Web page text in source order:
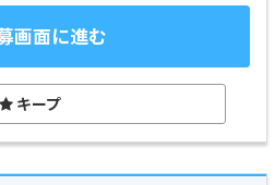
画面に進む
キープ